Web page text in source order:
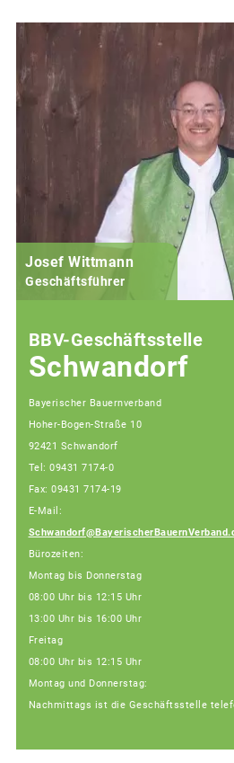
Josef Wittmann
Geschäftsführer
BBV-Geschäftsstelle
Schwandorf
Bayerischer Bauernverband
Hoher-Bogen-Straße 10
92421 Schwandorf
Tel: 09431 7174-0
Fax: 09431 7174-19
E-Mail:
Bürozeiten:
Montag bis Donnerstag
08:00 Uhr bis 12:15 Uhr
13:00 Uhr bis 16:00 Uhr
Freitag
08:00 Uhr bis 12:15 Uhr
Montag und Donnerstag:
Nachmittags ist die Geschäftsstelle